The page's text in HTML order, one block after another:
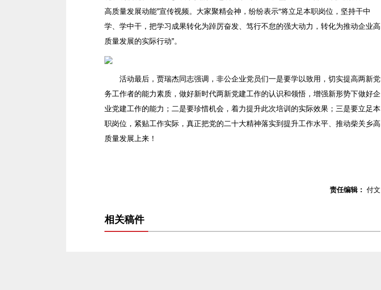
高质量发展动能”宣传视频。大家聚精会神，纷纷表示“将立足本职岗位，坚持干中
学、学中干，把学习成果转化为踔厉奋发、笃行不怠的强大动力，转化为推动企业高
质量发展的实际行动”。
活动最后，贾瑞杰同志强调，非公企业党员们一是要学以致用，切实提高两新党
务工作者的能力素质，做好新时代两新党建工作的认识和领悟，增强新形势下做好企
业党建工作的能力；二是要珍惜机会，着力提升此次培训的实际效果；三是要立足本
职岗位，紧贴工作实际，真正把党的二十大精神落实到提升工作水平、推动柴关乡高
质量发展上来！
责任编辑： 付文
相关稿件